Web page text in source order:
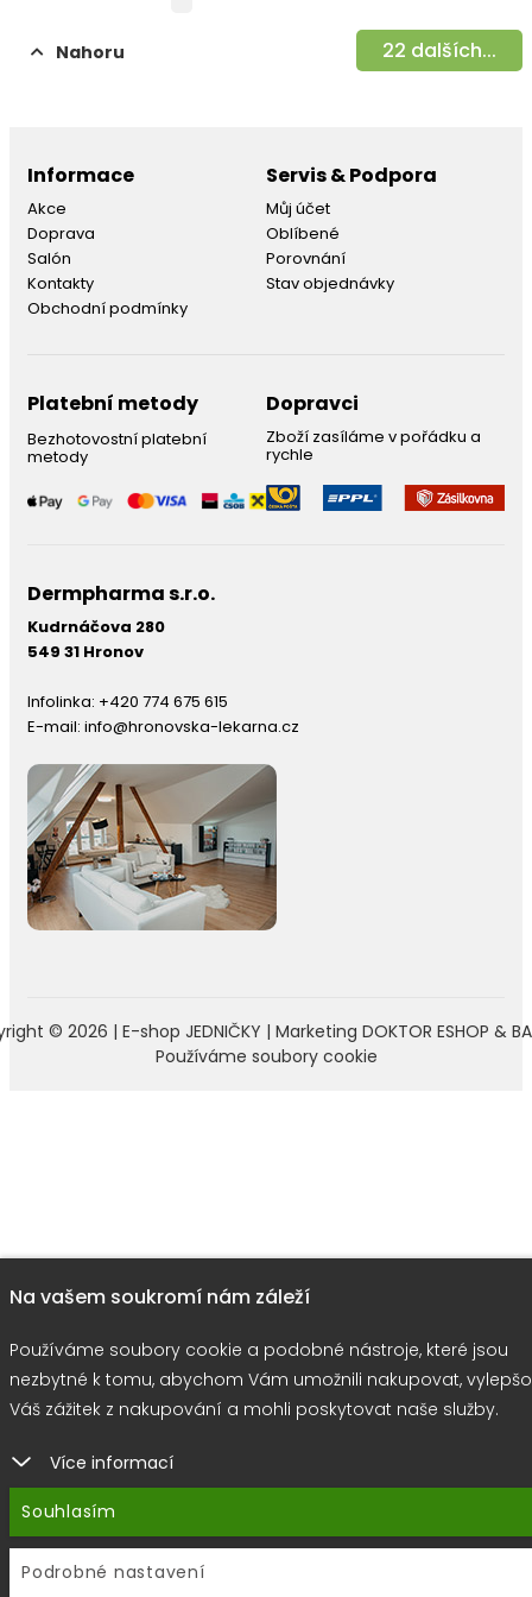
Nahoru 22 dalších...
Informace
Akce
Doprava
Salón
Kontakty
Obchodní podmínky
Servis & Podpora
Můj účet
Oblíbené
Porovnání
Stav objednávky
Platební metody
Bezhotovostní platební
metody
Dopravci
Zboží zasíláme v pořádku a
rychle
Dermpharma s.r.o.
Kudrnáčova 280
549 31 Hronov
Infolinka: +420 774 675 615
E-mail: info@hronovska-lekarna.cz
© 2026 | E-shop JEDNIČKY | Marketing DOKTOR ESHOP &
Používáme soubory cookie
Na vašem soukromí nám záleží
Používáme soubory cookie a podobné nástroje, které jsou
nezbytné k tomu, abychom Vám umožnili nakupovat,
Váš zážitek z nakupování a mohli poskytovat naše služby.
Více informací
Souhlasím
Podrobné nastavení